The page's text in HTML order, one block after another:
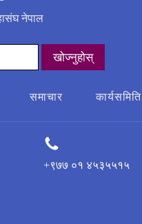
नेपाल
समाचार कार्यसमिति
+९७७ ०१ ४५३५५१५